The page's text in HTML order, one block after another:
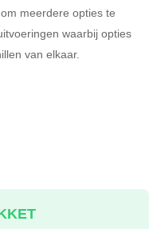
meerdere opties te
waarbij opties
van elkaar.